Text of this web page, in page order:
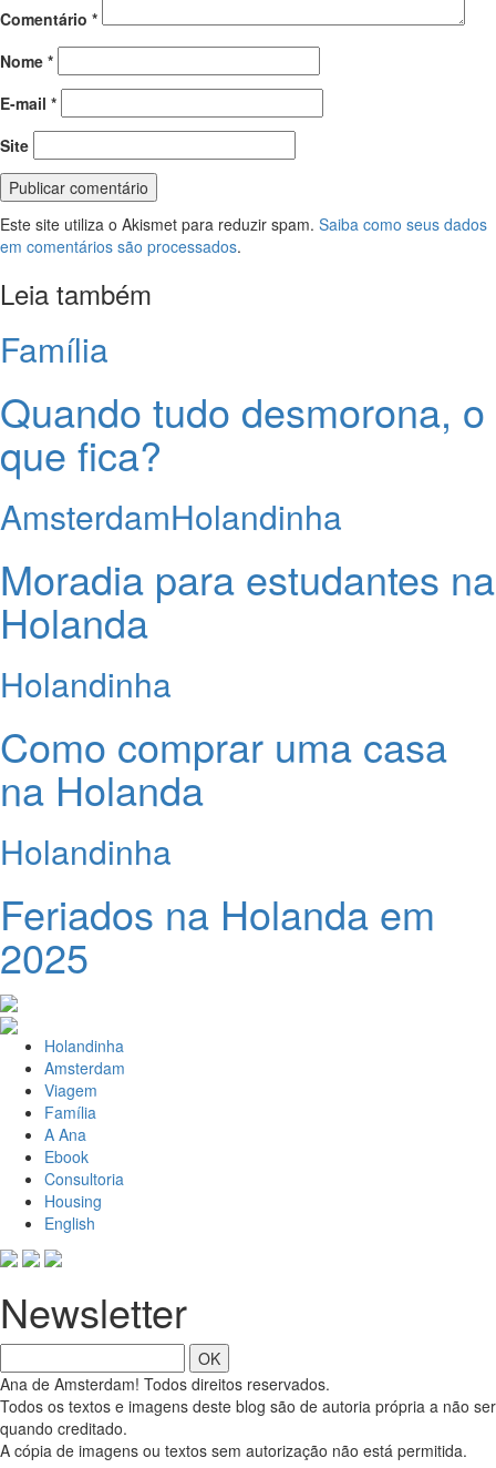
Comentário *
Nome *
E-mail *
Site
Este site utiliza o Akismet para reduzir spam. Saiba como seus dados
em comentários são processados.
Leia também
Família
Quando tudo desmorona, o
que fica?
AmsterdamHolandinha
Moradia para estudantes na
Holanda
Holandinha
Como comprar uma casa
na Holanda
Holandinha
Feriados na Holanda em
2025
Holandinha
Amsterdam
Viagem
Família
A Ana
Ebook
Consultoria
Housing
English
Newsletter
OK
Ana de Amsterdam! Todos direitos reservados.
Todos os textos e imagens deste blog são de autoria própria a não ser
quando creditado.
A cópia de imagens ou textos sem autorização não está permitida.